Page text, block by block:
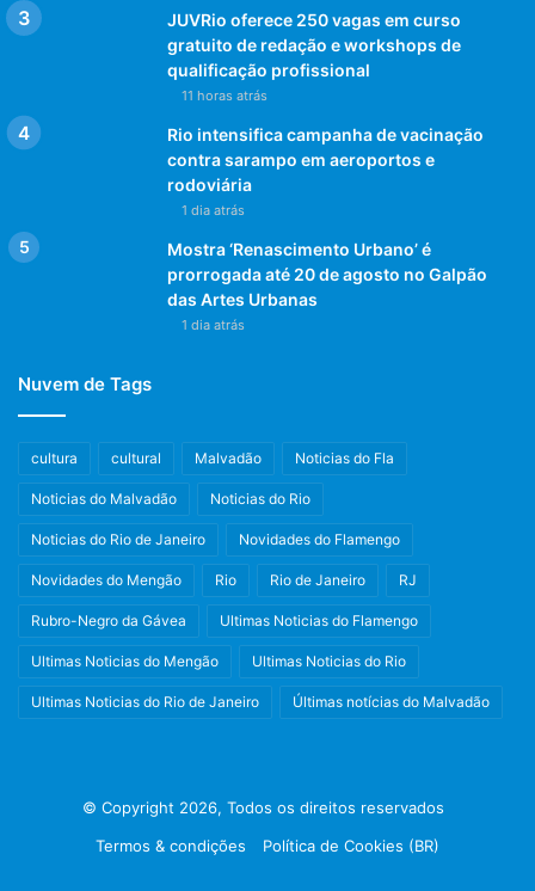
JUVRio oferece 250 vagas em curso
gratuito de redação e workshops de
qualificação profissional
11 horas atrás
Rio intensifica campanha de vacinação
contra sarampo em aeroportos e
rodoviária
1 dia atrás
Mostra ‘Renascimento Urbano’ é
prorrogada até 20 de agosto no Galpão
das Artes Urbanas
1 dia atrás
Nuvem de Tags
cultura cultural Malvadão Noticias do Fla
Noticias do Malvadão Noticias do Rio
Noticias do Rio de Janeiro Novidades do Flamengo
Novidades do Mengão Rio Rio de Janeiro RJ
Rubro-Negro da Gávea Ultimas Noticias do Flamengo
Ultimas Noticias do Mengão Ultimas Noticias do Rio
Ultimas Noticias do Rio de Janeiro Últimas notícias do Malvadão
© Copyright 2026, Todos os direitos reservados
Termos & condições
Política de Cookies (BR)